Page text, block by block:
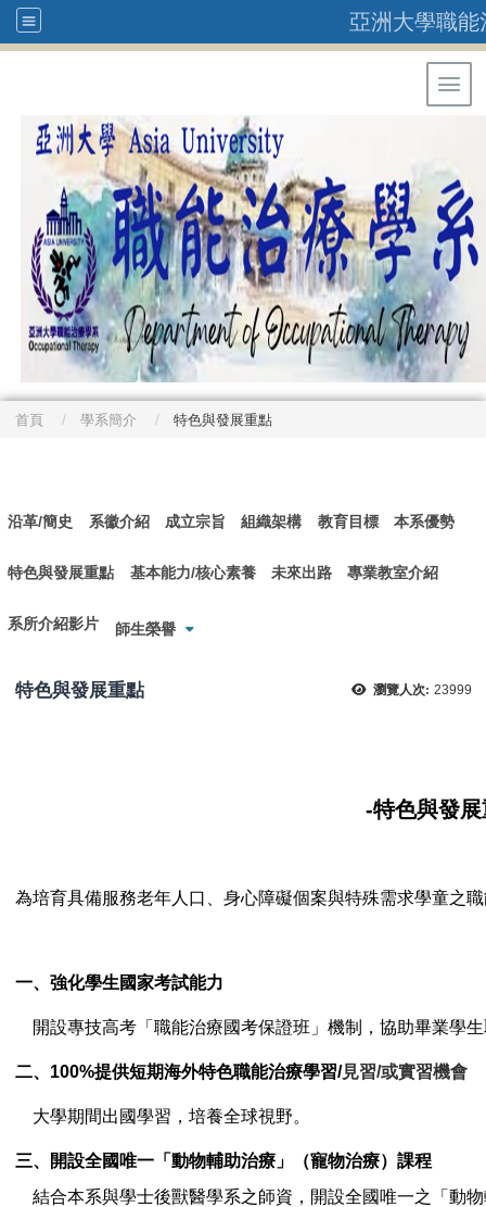
亞洲大學職能
首頁 學系簡介 特色與發展重點
沿革/簡史 系徽介紹 成立宗旨 組織架構 教育目標 本系優勢
特色與發展重點 基本能力/核心素養 未來出路 專業教室介紹
系所介紹影片 師生榮譽
瀏覽人次: 23999
特色與發展重點
-特色與發展
為培育具備服務老年人口、身心障礙個案與特殊需求學童之
一、強化學生國家考試能力
開設專技高考「職能治療國考保證班」機制，協助畢業學
二、100%提供短期海外特色職能治療學習/見習/或實習機會
大學期間出國學習，培養全球視野。
三、開設全國唯一「動物輔助治療」（寵物治療）課程
結合本系與學士後獸醫學系之師資，開設全國唯一之「動